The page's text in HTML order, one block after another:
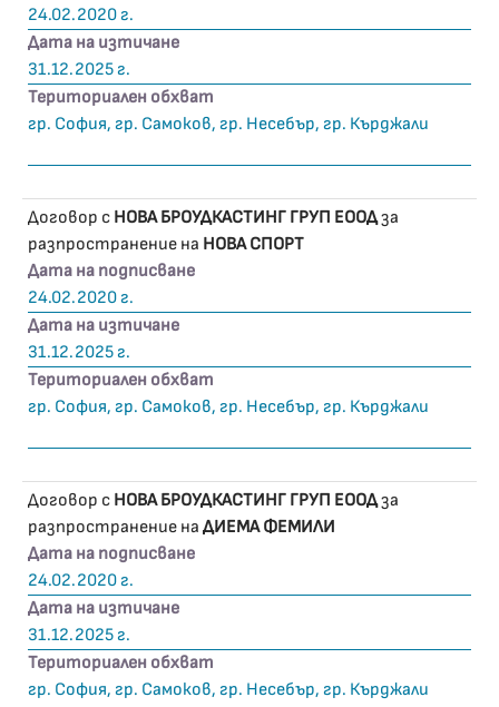
24.02.2020 г.
Дата на изтичане
31.12.2025 г.
Териториален обхват
гр. София, гр. Самоков, гр. Несебър, гр. Кърджали
Договор с НОВА БРОУДКАСТИНГ ГРУП ЕООДза
разпространение на НОВА СПОРТ
Дата на подписване
24.02.2020 г.
Дата на изтичане
31.12.2025 г.
Териториален обхват
гр. София, гр. Самоков, гр. Несебър, гр. Кърджали
Договор с НОВА БРОУДКАСТИНГ ГРУП ЕООДза
разпространение на ДИЕМА ФЕМИЛИ
Дата на подписване
24.02.2020 г.
Дата на изтичане
31.12.2025 г.
Териториален обхват
гр. София, гр. Самоков, гр. Несебър, гр. Кърджали